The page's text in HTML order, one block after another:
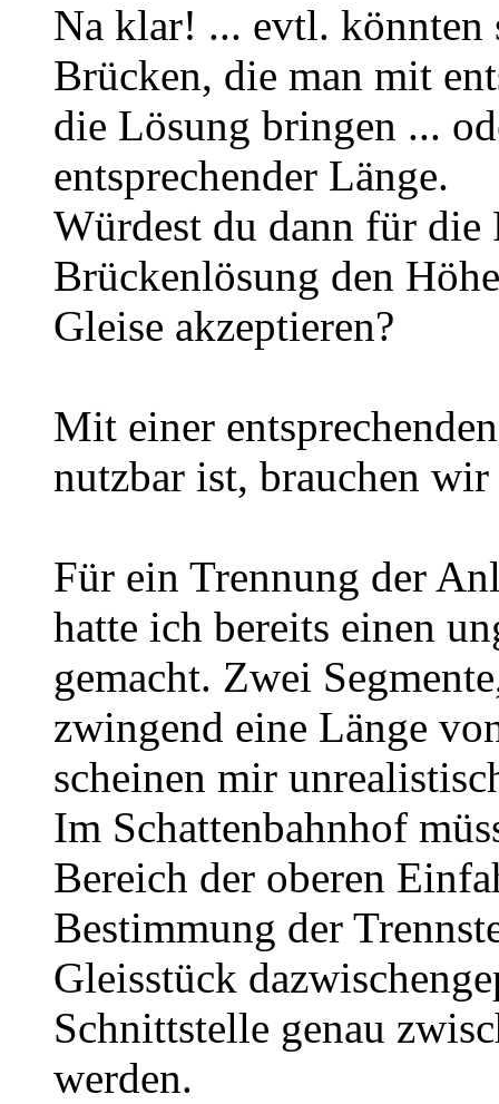
Na klar! ... evtl. könnten
Brücken, die man mit
die Lösung bringen ...
entsprechender Länge.
Würdest du dann für die
Brückenlösung den
Gleise akzeptieren?
Mit einer
nutzbar ist, brauchen
Für ein Trennung der
hatte ich bereits einen
gemacht. Zwei
zwingend eine Länge
scheinen mir
Im Schattenbahnhof
Bereich der oberen
Bestimmung der
Gleisstück
Schnittstelle genau
werden.